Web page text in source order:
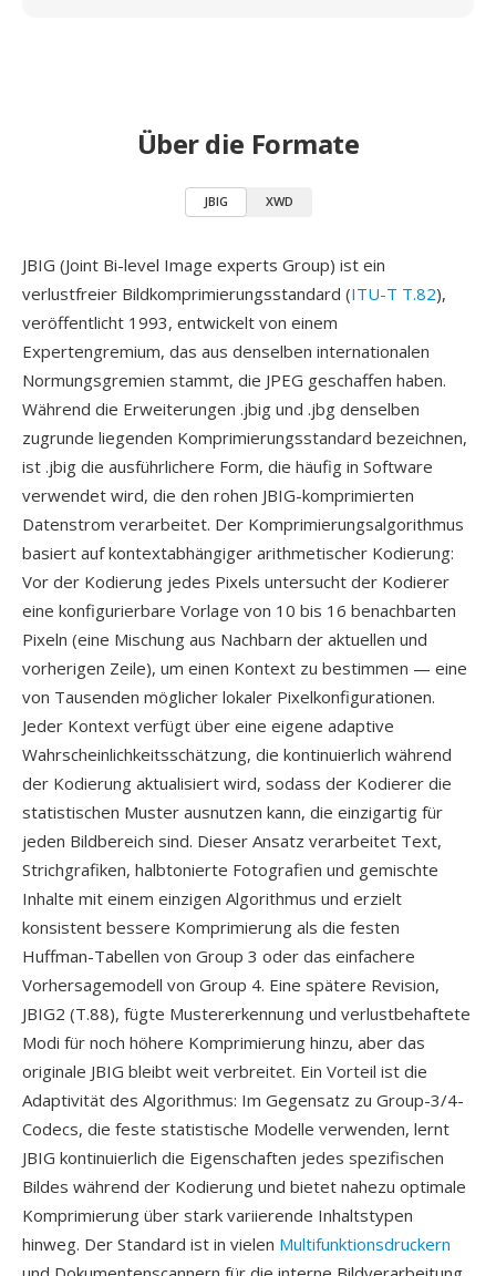
Über die Formate
JBIG XWD
JBIG (Joint Bi-level Image experts Group) ist ein
verlustfreier Bildkomprimierungsstandard (ITU-T T.82),
veröffentlicht 1993, entwickelt von einem
Expertengremium, das aus denselben internationalen
Normungsgremien stammt, die JPEG geschaffen haben.
Während die Erweiterungen .jbig und .jbg denselben
zugrunde liegenden Komprimierungsstandard bezeichnen,
ist .jbig die ausführlichere Form, die häufig in Software
verwendet wird, die den rohen JBIG-komprimierten
Datenstrom verarbeitet. Der Komprimierungsalgorithmus
basiert auf kontextabhängiger arithmetischer Kodierung:
Vor der Kodierung jedes Pixels untersucht der Kodierer
eine konfigurierbare Vorlage von 10 bis 16 benachbarten
Pixeln (eine Mischung aus Nachbarn der aktuellen und
vorherigen Zeile), um einen Kontext zu bestimmen — eine
von Tausenden möglicher lokaler Pixelkonfigurationen.
Jeder Kontext verfügt über eine eigene adaptive
Wahrscheinlichkeitsschätzung, die kontinuierlich während
der Kodierung aktualisiert wird, sodass der Kodierer die
statistischen Muster ausnutzen kann, die einzigartig für
jeden Bildbereich sind. Dieser Ansatz verarbeitet Text,
Strichgrafiken, halbtonierte Fotografien und gemischte
Inhalte mit einem einzigen Algorithmus und erzielt
konsistent bessere Komprimierung als die festen
Huffman-Tabellen von Group 3 oder das einfachere
Vorhersagemodell von Group 4. Eine spätere Revision,
JBIG2 (T.88), fügte Mustererkennung und verlustbehaftete
Modi für noch höhere Komprimierung hinzu, aber das
originale JBIG bleibt weit verbreitet. Ein Vorteil ist die
Adaptivität des Algorithmus: Im Gegensatz zu Group-3/4-
Codecs, die feste statistische Modelle verwenden, lernt
JBIG kontinuierlich die Eigenschaften jedes spezifischen
Bildes während der Kodierung und bietet nahezu optimale
Komprimierung über stark variierende Inhaltstypen
hinweg. Der Standard ist in vielen Multifunktionsdruckern